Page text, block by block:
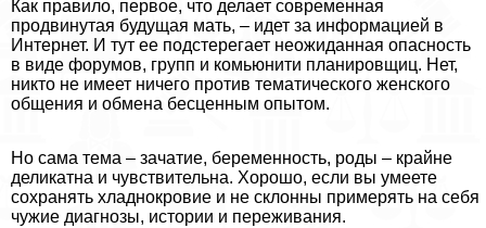
Как правило, первое, что делает современная
продвинутая будущая мать, – идет за информацией в
Интернет. И тут ее подстерегает неожиданная опасность
в виде форумов, групп и комьюнити планировщиц. Нет,
никто не имеет ничего против тематического женского
общения и обмена бесценным опытом.
Но сама тема – зачатие, беременность, роды – крайне
деликатна и чувствительна. Хорошо, если вы умеете
сохранять хладнокровие и не склонны примерять на себя
чужие диагнозы, истории и переживания.